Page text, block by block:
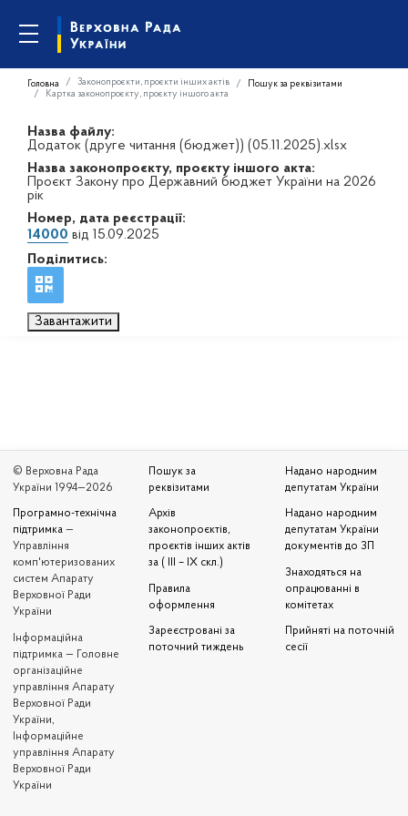
Головна Законопроєкти, проєкти інших актів
Пошук за реквізитами
Картка законопроєкту, проєкту іншого акта
Назва файлу:
Додаток (друге читання (бюджет)) (05.11.2025).xlsx
Назва законопроєкту, проєкту іншого акта:
Проєкт Закону про Державний бюджет України на 2026
рік
Номер, дата реєстрації:
14000 від 15.09.2025
Поділитись:
Завантажити
© Верховна Рада
України 1994—2026
Програмно-технічна
підтримка —
Управління
комп'ютеризованих
систем Апарату
Верховної Ради
України
Iнформаційна
підтримка — Головне
організаційне
управління Апарату
Верховної Ради
України,
Інформаційне
управління Апарату
Верховної Ради
України
Пошук за
реквізитами
Архів
законопроєктів,
проєктів інших актів
за ( III – IX скл.)
Правила
оформлення
Зареєстровані за
поточний тиждень
Надано народним
депутатам України
Надано народним
депутатам України
документів до ЗП
Знаходяться на
опрацюванні в
комітетах
Прийняті на поточній
сесії